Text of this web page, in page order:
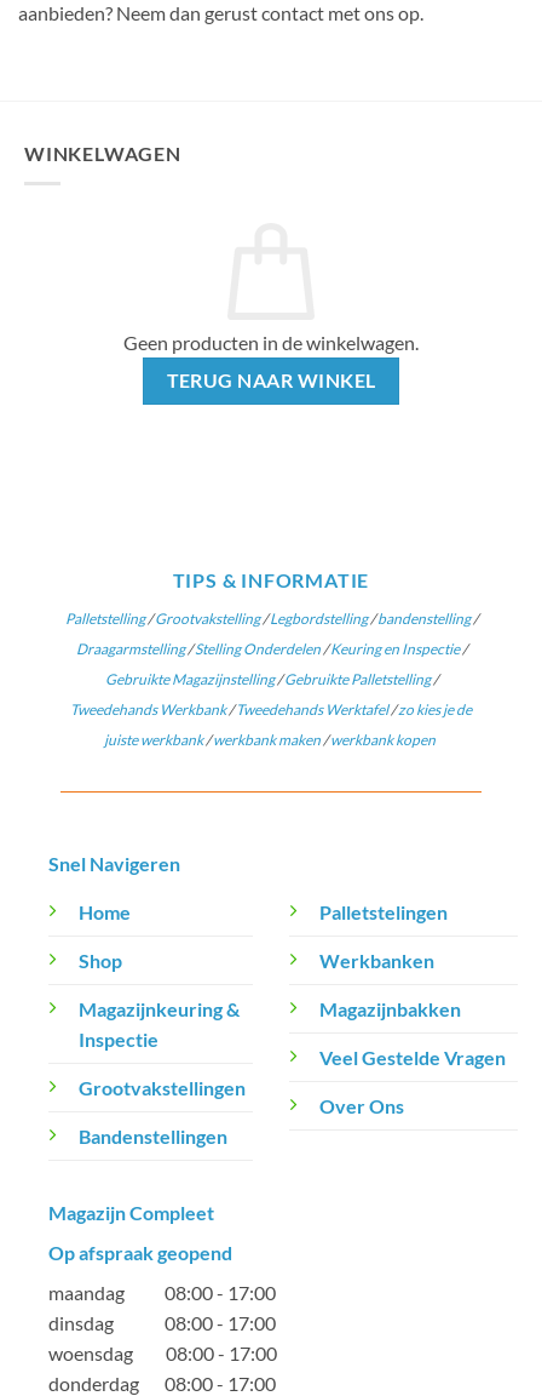
aanbieden? Neem dan gerust contact met ons op.
WINKELWAGEN
Geen producten in de winkelwagen.
TERUG NAAR WINKEL
TIPS & INFORMATIE
Palletstelling/Grootvakstelling/Legbordstelling/bandenstelling/
Draagarmstelling/Stelling Onderdelen/Keuring en Inspectie/
Gebruikte Magazijnstelling/Gebruikte Palletstelling/
Tweedehands Werkbank/Tweedehands Werktafel/zo kies je de
juiste werkbank/werkbank maken/werkbank kopen
Snel Navigeren
Home
Shop
Magazijnkeuring &
Inspectie
Grootvakstellingen
Bandenstellingen
Palletstelingen
Werkbanken
Magazijnbakken
Veel Gestelde Vragen
Over Ons
Magazijn Compleet
Op afspraak geopend
maandag 08:00 - 17:00
dinsdag 08:00 - 17:00
woensdag 08:00 - 17:00
donderdag 08:00 - 17:00